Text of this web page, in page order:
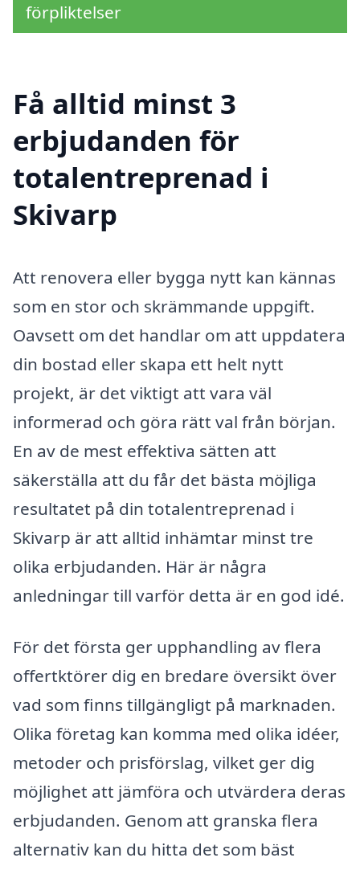
förpliktelser
Få alltid minst 3
erbjudanden för
totalentreprenad i
Skivarp
Att renovera eller bygga nytt kan kännas
som en stor och skrämmande uppgift.
Oavsett om det handlar om att uppdatera
din bostad eller skapa ett helt nytt
projekt, är det viktigt att vara väl
informerad och göra rätt val från början.
En av de mest effektiva sätten att
säkerställa att du får det bästa möjliga
resultatet på din totalentreprenad i
Skivarp är att alltid inhämtar minst tre
olika erbjudanden. Här är några
anledningar till varför detta är en god idé.
För det första ger upphandling av flera
offertktörer dig en bredare översikt över
vad som finns tillgängligt på marknaden.
Olika företag kan komma med olika idéer,
metoder och prisförslag, vilket ger dig
möjlighet att jämföra och utvärdera deras
erbjudanden. Genom att granska flera
alternativ kan du hitta det som bäst